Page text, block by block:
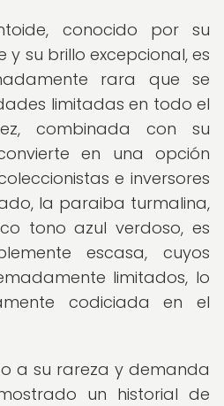
conocido por su
y su brillo excepcional, es
rara que se
limitadas en todo el
combinada con su
en una opción
e inversores
la paraiba turmalina,
tono azul verdoso, es
escasa, cuyos
limitados, lo
codiciada en el
a su rareza y demanda
un historial de